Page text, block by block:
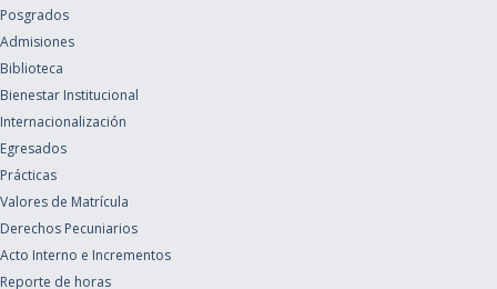
Posgrados
Admisiones
Biblioteca
Bienestar Institucional
Internacionalización
Egresados
Prácticas
Valores de Matrícula
Derechos Pecuniarios
Acto Interno e Incrementos
Reporte de horas